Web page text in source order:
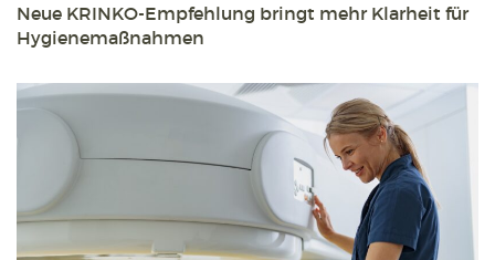
Neue KRINKO-Empfehlung bringt mehr Klarheit für
Hygiene­maßnahmen